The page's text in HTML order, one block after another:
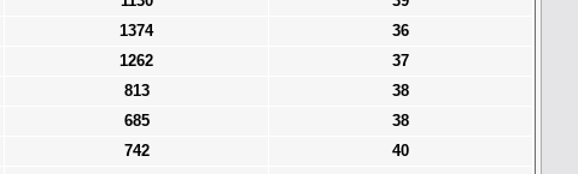
1374
36
1262
37
813
38
685
38
742
40